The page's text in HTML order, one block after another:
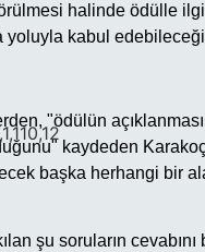
halinde ödülle
yoluyla kabul
"ödülün
kaydeden
başka herhangi bir
şu soruların cevabını